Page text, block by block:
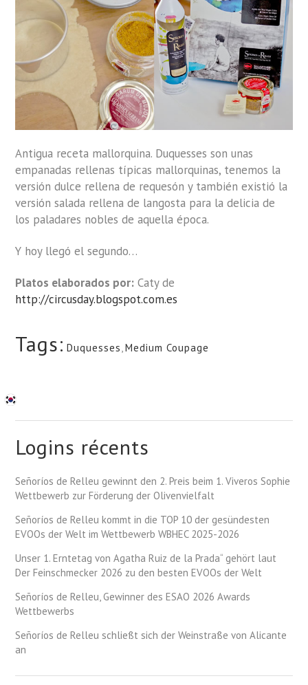
Antigua receta mallorquina. Duquesses son unas
empanadas rellenas típicas mallorquinas, tenemos la
versión dulce rellena de requesón y también existió la
versión salada rellena de langosta para la delicia de
los paladares nobles de aquella época.
Y hoy llegó el segundo…
Platos elaborados por: Caty de
http://circusday.blogspot.com.es
Tags: Duquesses,Medium Coupage
Logins récents
Señoríos de Relleu gewinnt den 2. Preis beim 1. Viveros Sophie
Wettbewerb zur Förderung der Olivenvielfalt
Señoríos de Relleu kommt in die TOP 10 der gesündesten
EVOOs der Welt im Wettbewerb WBHEC 2025-2026
Unser 1. Erntetag von Agatha Ruiz de la Prada“ gehört laut
Der Feinschmecker 2026 zu den besten EVOOs der Welt
Señoríos de Relleu, Gewinner des ESAO 2026 Awards
Wettbewerbs
Señoríos de Relleu schließt sich der Weinstraße von Alicante
an